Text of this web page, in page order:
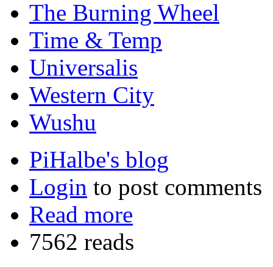
The Burning Wheel
Time & Temp
Universalis
Western City
Wushu
PiHalbe's blog
Login to post comments
Read more
7562 reads